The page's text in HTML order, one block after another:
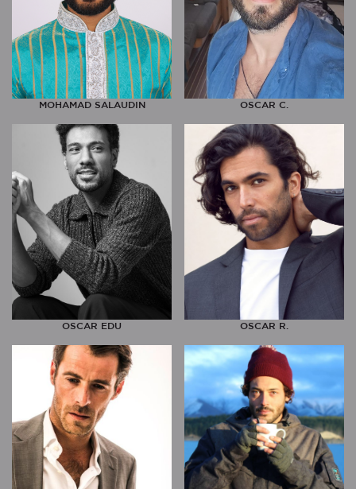
MOHAMAD SALAUDIN OSCAR C.
OSCAR EDU OSCAR R.